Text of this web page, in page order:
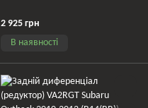
2 925 грн
В наявності